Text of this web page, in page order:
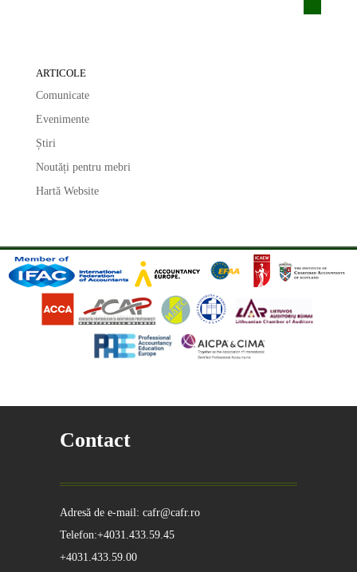
ARTICOLE
Comunicate
Evenimente
Știri
Noutăți pentru mebri
Hartă Website
Contact
Adresă de e-mail: cafr@cafr.ro
Telefon:+4031.433.59.45
+4031.433.59.00